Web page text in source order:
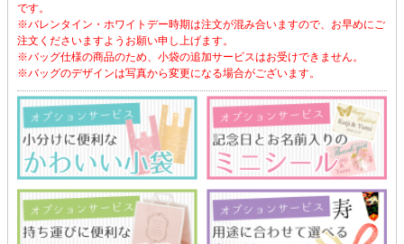
です。
※バレンタイン・ホワイトデー時期は注文が混み合いますので、お早めにご
注文くださいますようお願い申し上げます。
※バッグ仕様の商品のため、小袋の追加サービスはお受けできません。
※バッグのデザインは写真から変更になる場合がございます。